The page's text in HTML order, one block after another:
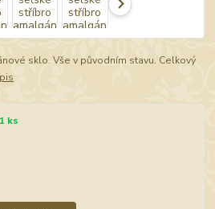
sklo. Vše v původním stavu. Celkový
ks